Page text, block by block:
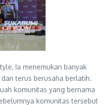
Ia menemukan banyak
terus berusaha berlatih.
komunitas yang bernama
komunitas tersebut